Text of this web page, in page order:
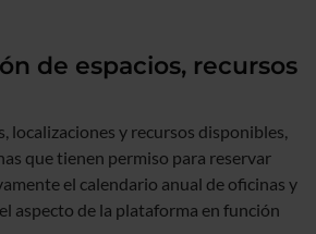
de espacios, recursos
localizaciones y recursos disponibles,
que tienen permiso para reservar
el calendario anual de oficinas y
aspecto de la plataforma en función